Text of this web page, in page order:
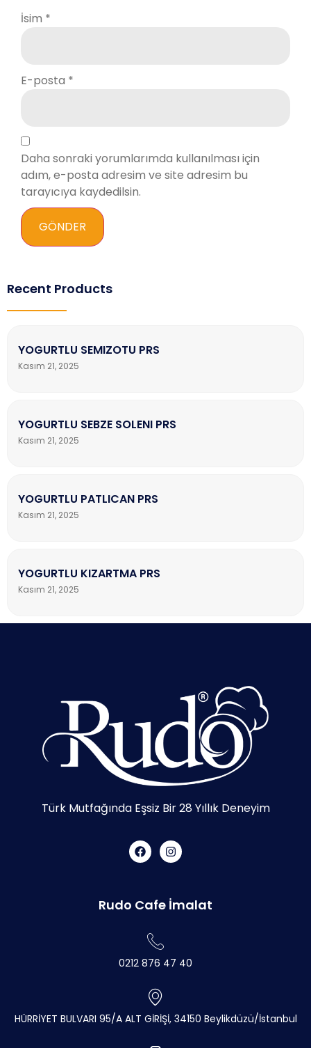
İsim *
E-posta *
Daha sonraki yorumlarımda kullanılması için
adım, e-posta adresim ve site adresim bu
tarayıcıya kaydedilsin.
Recent Products
YOGURTLU SEMIZOTU PRS
Kasım 21, 2025
YOGURTLU SEBZE SOLENI PRS
Kasım 21, 2025
YOGURTLU PATLICAN PRS
Kasım 21, 2025
YOGURTLU KIZARTMA PRS
Kasım 21, 2025
Türk Mutfağında Eşsiz Bir 28 Yıllık Deneyim
Rudo Cafe İmalat
0212 876 47 40
HÜRRİYET BULVARI 95/A ALT GİRİŞİ, 34150 Beylikdüzü/İstanbul